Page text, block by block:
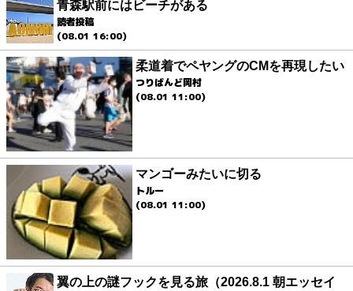
青森駅前にはビーチがある
読者投稿
(08.01 16:00)
柔道着でペヤングのCMを再現したい
つりばんど岡村
(08.01 11:00)
マンゴーみたいに切る
トルー
(08.01 11:00)
翼の上の謎フックを見る旅（2026.8.1 朝エッセイ